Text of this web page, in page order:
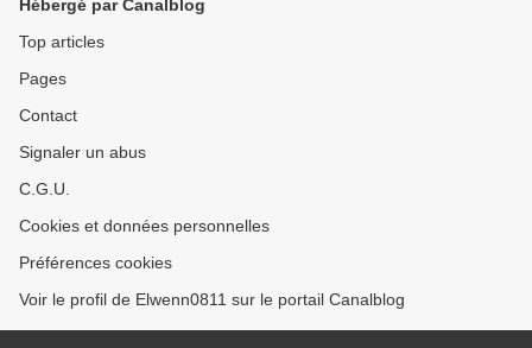
Hébergé par Canalblog
Top articles
Pages
Contact
Signaler un abus
C.G.U.
Cookies et données personnelles
Préférences cookies
Voir le profil de Elwenn0811 sur le portail Canalblog